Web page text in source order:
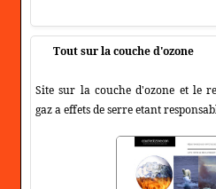
Tout sur la couche d'ozone
Site sur la couche d'ozone et le
gaz a effets de serre etant